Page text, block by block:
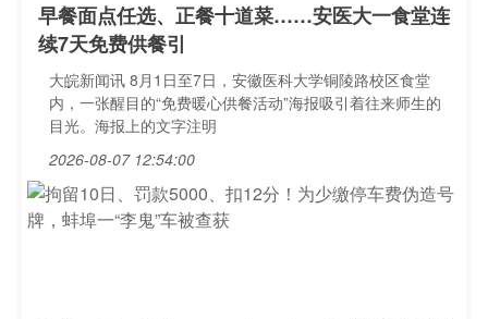
早餐面点任选、正餐十道菜……安医大一食堂连
续7天免费供餐引
大皖新闻讯 8月1日至7日，安徽医科大学铜陵路校区食堂
内，一张醒目的“免费暖心供餐活动”海报吸引着往来师生的
目光。海报上的文字注明
2026-08-07 12:54:00